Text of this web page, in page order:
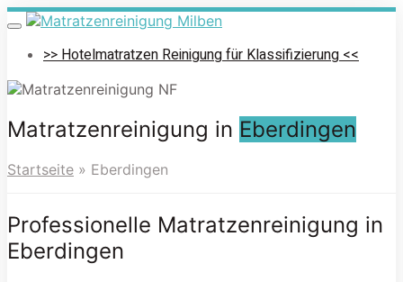
Skip
to
main
Toggle
navigation>> Hotelmatratzen Reinigung für Klassifizierung <<
Matratzenreinigung in Eberdingen
Startseite » Eberdingen
Professionelle Matratzenreinigung in
Eberdingen